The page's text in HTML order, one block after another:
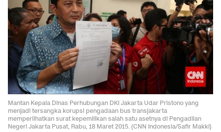
Mantan Kepala Dinas Perhubungan DKI Jakarta Udar Pristono yang
menjadi tersangka korupsi pengadaan bus transjakarta
memperlihatkan surat kepemilikan salah satu asetnya di Pengadilan
Negeri Jakarta Pusat, Rabu, 18 Maret 2015. (CNN Indonesia/Safir Makki)